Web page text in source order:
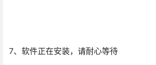
7、软件正在安装，请耐心等待